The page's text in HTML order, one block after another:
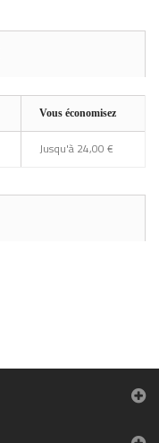
Vous économisez
Jusqu'à 24,00 €